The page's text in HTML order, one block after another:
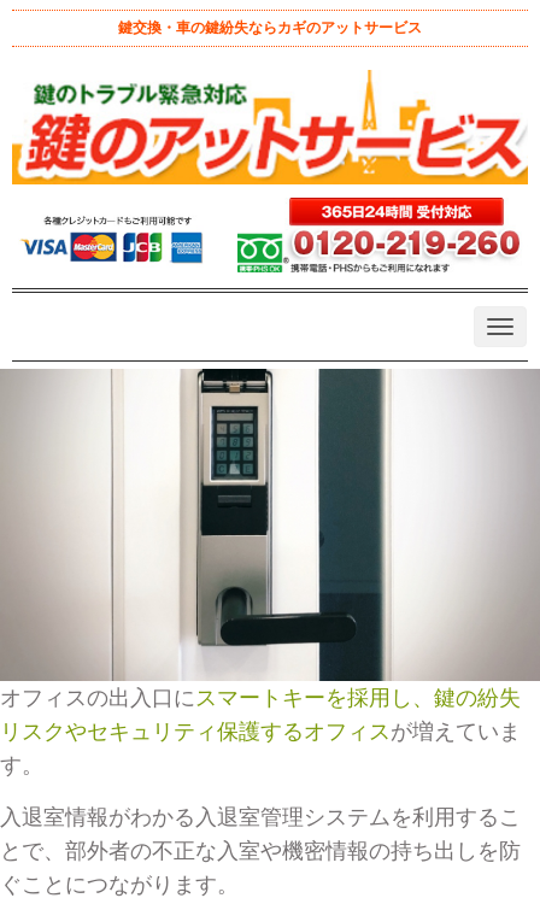
鍵交換・車の鍵紛失ならカギのアットサービス
N
v
オフィス出入口のスマートキー管
理術！鍵紛失・情報漏洩を防ぐチェ
ックリスト
鍵開け
記事監修 鍵のアットサービス 代表 戸田京介| 0
ICカード オフィス スマートキー
オフィスの出入口に スマートキーを採用し、鍵の紛失
リスクやセキュリティ保護するオフィス が増えていま
す。
入退室情報がわかる入退室管理システムを利用するこ
とで、部外者の不正な入室や機密情報の持ち出しを防
ぐことにつながります。